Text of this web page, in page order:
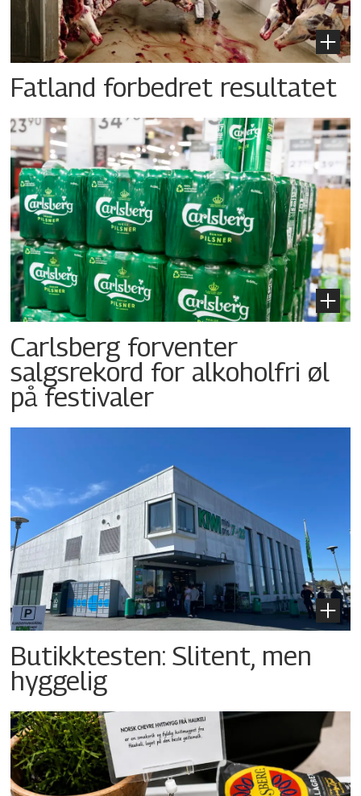
Fatland forbedret resultatet
Carlsberg forventer
salgsrekord for alkoholfri øl
på festivaler
Butikktesten: Slitent, men
hyggelig